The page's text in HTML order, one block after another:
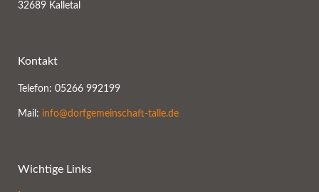
32689 Kalletal
Kontakt
Telefon: 05266 992199
Mail: info@dorfgemeinschaft-talle.de
Wichtige Links